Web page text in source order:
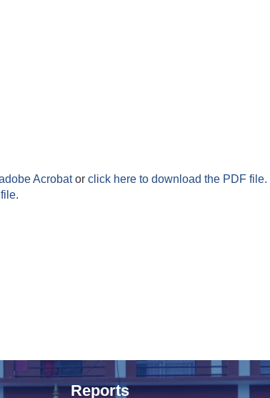
Acrobator click here to download the PDF file.
Reports